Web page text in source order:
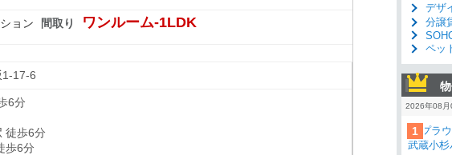
ョン 間取り ワンルーム-1LDK
1-17-6
6分
徒歩6分
歩6分
デザ
分譲
ペッ
2026年08月
1